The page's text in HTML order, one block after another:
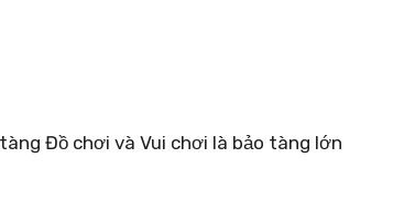
Đồ chơi và Vui chơi là bảo tàng lớn